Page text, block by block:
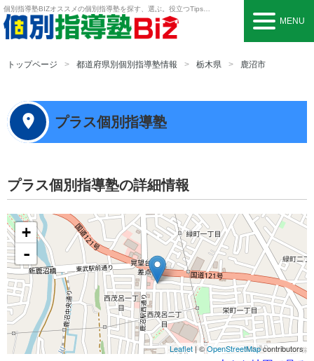
個別指導塾BIZオススメの個別指導塾を探す、選ぶ。役立つTipsも。
MENU
トップページ 都道府県別個別指導塾情報 栃木県 鹿沼市
プラス個別指導塾
プラス個別指導塾の詳細情報
+
-
Leaflet| ©OpenStreetMapcontributors